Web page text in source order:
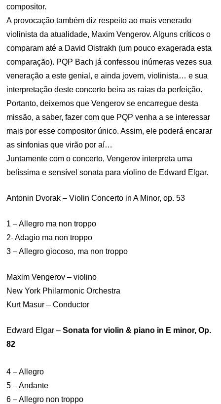
compositor.
A provocação também diz respeito ao mais venerado
violinista da atualidade, Maxim Vengerov. Alguns críticos o
comparam até a David Oistrakh (um pouco exagerada esta
comparação). PQP Bach já confessou inúmeras vezes sua
veneração a este genial, e ainda jovem, violinista… e sua
interpretação deste concerto beira as raias da perfeição.
Portanto, deixemos que Vengerov se encarregue desta
missão, a saber, fazer com que PQP venha a se interessar
mais por esse compositor único. Assim, ele poderá encarar
as sinfonias que virão por aí…
Juntamente com o concerto, Vengerov interpreta uma
belíssima e sensível sonata para violino de Edward Elgar.
Antonin Dvorak – Violin Concerto in A Minor, op. 53
1 – Allegro ma non troppo
2- Adagio ma non troppo
3 – Allegro giocoso, ma non troppo
Maxim Vengerov – violino
New York Philarmonic Orchestra
Kurt Masur – Conductor
Edward Elgar –Sonata for violin & piano in E minor, Op.
82
4 – Allegro
5 – Andante
6 – Allegro non troppo